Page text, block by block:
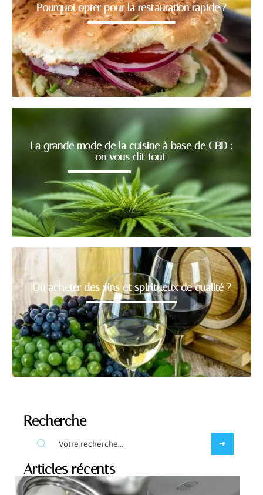
Pourquoi opter pour la restauration rapide ?
La grande mode de la cuisine à base de CBD :
on vous dit tout
Où acheter des vins et spiritueux de qualité ?
Recherche
Articles récents